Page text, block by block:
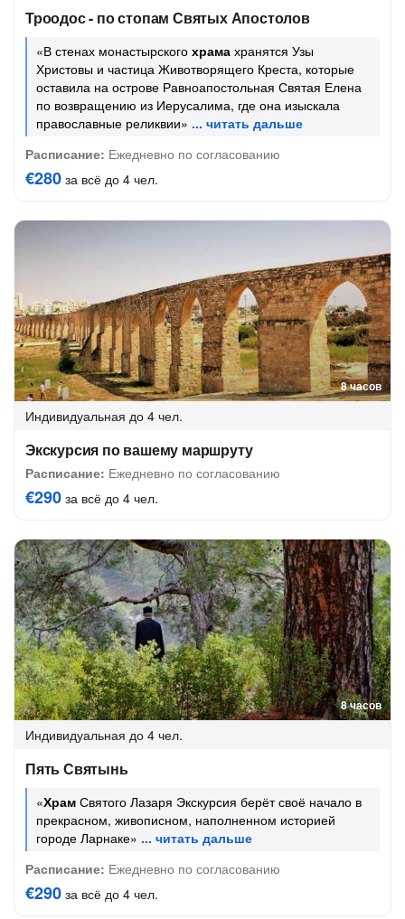
Троодос - по стопам Святых Апостолов
«В стенах монастырского храма хранятся Узы
Христовы и частица Животворящего Креста, которые
оставила на острове Равноапостольная Святая Елена
по возвращению из Иерусалима, где она изыскала
православные реликвии»
Расписание: Ежедневно по согласованию
€280 за всё до 4 чел.
8 часов
Индивидуальная до 4 чел.
Экскурсия по вашему маршруту
Расписание: Ежедневно по согласованию
€290 за всё до 4 чел.
8 часов
Индивидуальная до 4 чел.
Пять Святынь
«Храм Святого Лазаря Экскурсия берёт своё начало в
прекрасном, живописном, наполненном историей
городе Ларнаке»
Расписание: Ежедневно по согласованию
€290 за всё до 4 чел.